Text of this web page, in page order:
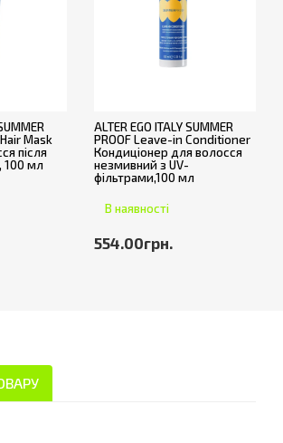
Mask
після
100 мл
ALTER EGO ITALY SUMMER
PROOF Leave-in Conditioner
Кондиціонер для волосся
незмивний з UV-
фільтрами,100 мл
В наявності
554.00грн.